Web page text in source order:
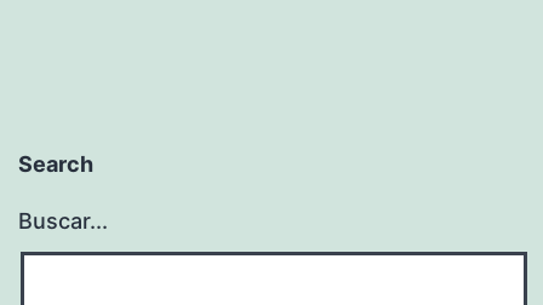
Search
Buscar...